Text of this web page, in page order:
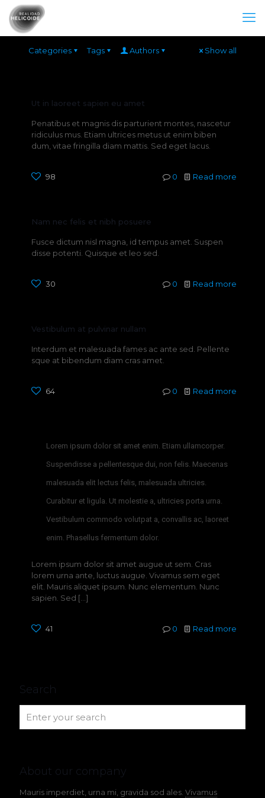
Categories Tags Authors Show all
Ut in laoreet sapien eu amet
Penatibus et magnis dis parturient montes, nascetur
ridiculus mus. Etiam ultrices metus ut enim biben
dum, vitae fringilla diam mattis. Sed eget lacus.
98 0 Read more
Nam nec felis et nibh posuere
Fusce dictum nisl magna, id tempus amet. Suspen
disse potenti. Quisque et leo sed.
30 0 Read more
Vestibulum at pulvinar nullam
Interdum et malesuada fames ac ante sed. Pellente
sque at bibendum diam cras amet.
64 0 Read more
Lorem ipsum dolor sit amet enim. Etiam ullamcorper.
Suspendisse a pellentesque dui, non felis. Maecenas
malesuada elit lectus felis, malesuada ultricies.
Curabitur et ligula. Ut molestie a, ultricies porta urna.
Vestibulum commodo volutpat a, convallis ac, laoreet
enim. Phasellus fermentum dolor.
Lorem ipsum dolor sit amet augue ut sem. Cras
lorem urna ante, luctus augue. Vivamus sem eget
elit. Mauris aliquet ipsum. Nunc elementum. Nunc
sapien. Sed […]
41 0 Read more
Search
About our company
Mauris imperdiet, urna mi, gravida sod ales. Vivamus